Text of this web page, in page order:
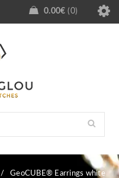
0.00€ 0
/ GeoCUBE® Earrings white